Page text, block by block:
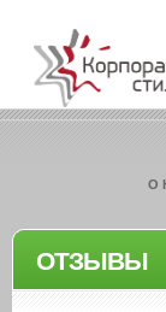
О
ОТЗЫВЫ